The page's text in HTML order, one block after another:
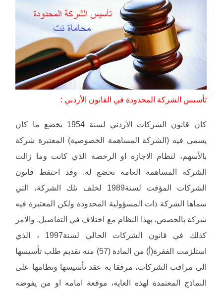
تأسيس الشركة المحدودة في القانون الأردني :
كان قانون الشركات الأردني لسنة 1954 يخضع ما كان
يسمى فيه (الشركة المساهمة الخصوصية) المعتبرة شركة
بالأسهم، لنظام الاجازة او الرخصة الذي كانت وما زالت
الشركة المساهمة العامة تخضع له. وقد احتفظ قانون
الشركات المؤقت لسنة1989 لخلف تلك الشركة، التي
سماها الشركة ذات المسؤولية المحدودة ولكن المعتبرة فيه
شركة بالحصص، بهذا النظام مع اختلاف في التفاصيل. والامر
كذلك في قانون الشركات الحالي لسنة1997 ، الذي
استلزمت الفقرة(أ) من المادة (57) منه تقديم طلب تأسيسها
الى مراقب الشركات، مرفقا به عقد تأسيسها ونظامها على
النماذج المعتمدة لهذه الغاية، موقعة امامه او من يفوضه